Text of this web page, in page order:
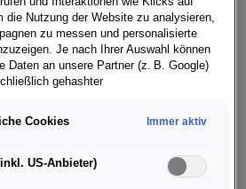
bei den Prüfverfahren
2020 ist die Einführung des
auf ein mobiles, progressives,
Er ersetzt das bisherige
auf ein verformbares,
zum einen, wie gut die
geschützt sind, und zum
die Nutzung der Website zu analysieren,
zu messen und personalisierte
Je nach Ihrer Auswahl können
Daten an unsere Partner (z. B. Google)
gehashter
Telefonnummer).
Ltd., die personenbezogene Daten an
weiterleiten kann. In den USA besteht
Cookies Immer aktiv
US-Anbieter)